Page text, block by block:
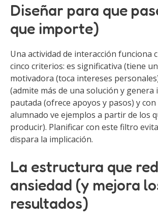
Diseñar para que
que importe)
Una actividad de interacción funciona
cinco criterios: es significativa (tiene
motivadora (toca intereses
(admite más de una solución y genera
pautada (ofrece apoyos y pasos) y
alumnado ve ejemplos a partir de los
producir). Planificar con este filtro
dispara la implicación.
La estructura que
ansiedad (y mejora
resultados)